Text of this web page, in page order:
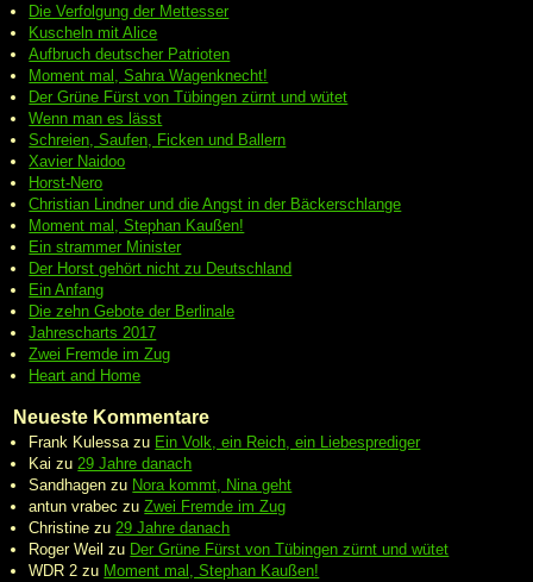
Die Verfolgung der Mettesser
Kuscheln mit Alice
Aufbruch deutscher Patrioten
Moment mal, Sahra Wagenknecht!
Der Grüne Fürst von Tübingen zürnt und wütet
Wenn man es lässt
Schreien, Saufen, Ficken und Ballern
Xavier Naidoo
Horst-Nero
Christian Lindner und die Angst in der Bäckerschlange
Moment mal, Stephan Kaußen!
Ein strammer Minister
Der Horst gehört nicht zu Deutschland
Ein Anfang
Die zehn Gebote der Berlinale
Jahrescharts 2017
Zwei Fremde im Zug
Heart and Home
Neueste Kommentare
Frank Kulessazu Ein Volk, ein Reich, ein Liebesprediger
Kai zu29 Jahre danach
Sandhagen zu Nora kommt, Nina geht
antun vrabec zuZwei Fremde im Zug
Christine zu29 Jahre danach
Roger Weil zu Der Grüne Fürst von Tübingen zürnt und wütet
WDR 2 zu Moment mal, Stephan Kaußen!